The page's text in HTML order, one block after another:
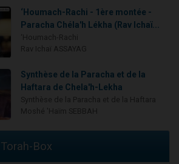
‘Houmach-Rachi - 1ère montée -
Paracha Chéla'h Lékha (Rav Ichaï...
Synthèse de la Paracha et de la
Haftara de Chela'h-Lekha
Box